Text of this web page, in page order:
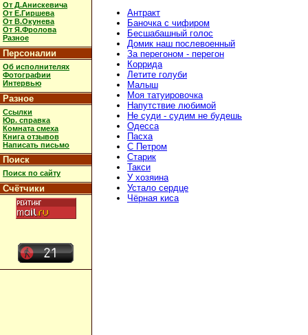
От Д.Анискевича
От Е.Гиршева
От В.Окунева
От Я.Фролова
Разное
Персоналии
Об исполнителях
Фотографии
Интервью
Разное
Ссылки
Юр. справка
Комната смеха
Книга отзывов
Написать письмо
Поиск
Поиск по сайту
Счётчики
Антракт
Баночка с чифиром
Бесшабашный голос
Домик наш послевоенный
За перегоном - перегон
Коррида
Летите голуби
Малыш
Моя татуировочка
Напутствие любимой
Не суди - судим не будешь
Одесса
Пасха
С Петром
Старик
Такси
У хозяина
Устало сердце
Чёрная киса